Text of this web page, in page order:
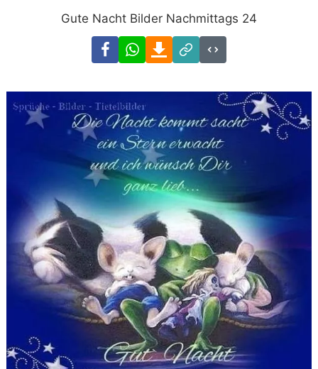
Gute Nacht Bilder Nachmittags 24
FacebookWhatsAppDownload
Link
Code